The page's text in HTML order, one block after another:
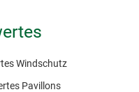
Windschutz
Pavillons